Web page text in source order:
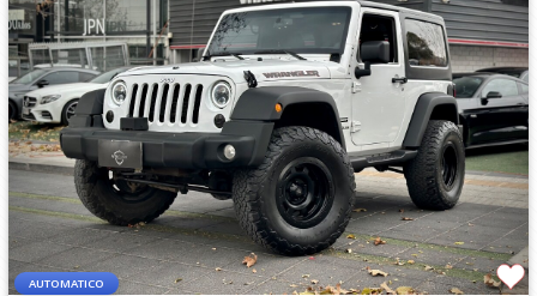
AUTOMATICO